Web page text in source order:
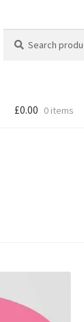
for:
£0.00 0 items